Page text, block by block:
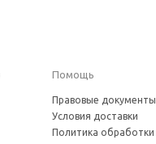
Помощь
Правовые документы
Условия доставки
Политика обработки